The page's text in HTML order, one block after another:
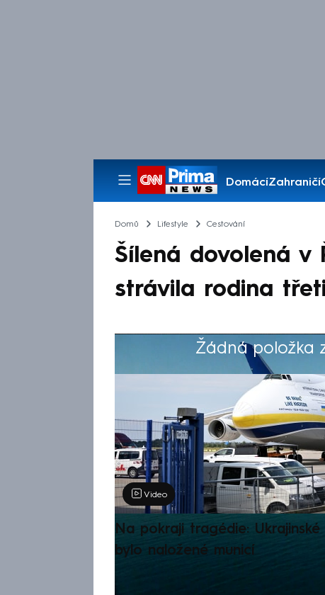
DomácíZahraničí
Pořady
Domů Lifestyle Cestování
Šílená dovolená v
strávila rodina
Žádná položka
Výběr redakce
Video
Na pokraji tragédie:
bylo naložené municí